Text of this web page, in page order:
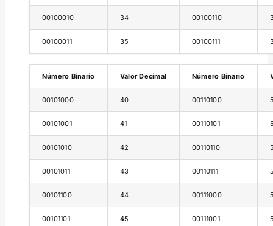
00100010 34 00100110
00100011 35 00100111
Número Binario Valor Decimal Número Binario
00101000 40 00110100
00101001 41 00110101
00101010 42 00110110
00101011 43 00110111
00101100 44 00111000
00101101 45 00111001